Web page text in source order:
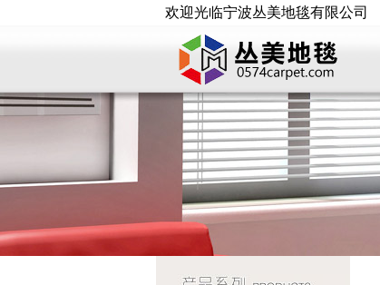
欢迎光临宁波丛美地毯有限公司